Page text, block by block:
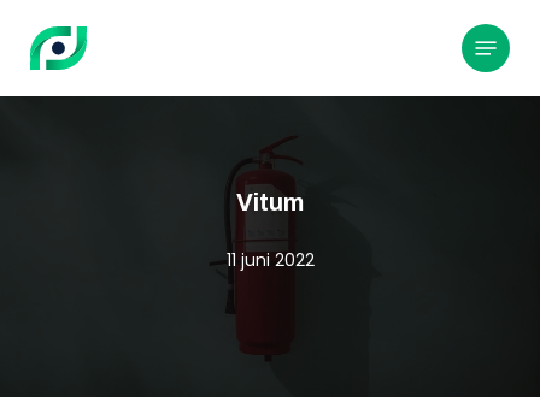
huvudinnehållet
Meny
Vitum
11 juni 2022